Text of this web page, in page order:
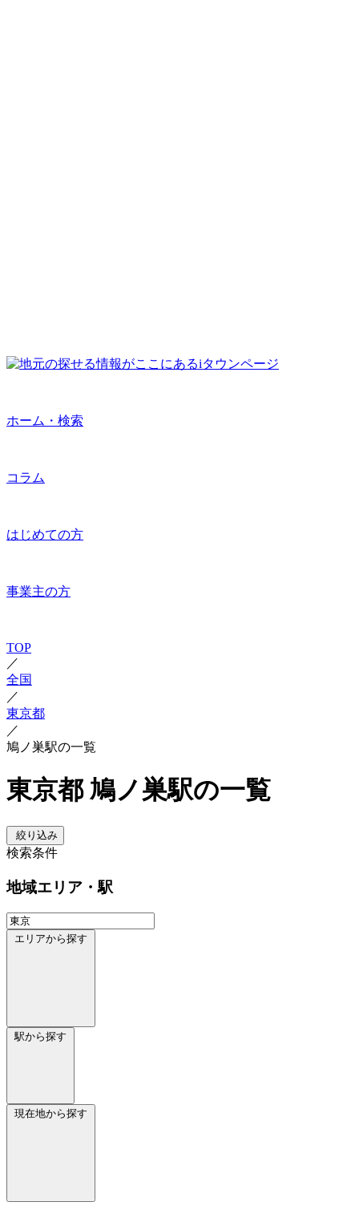
ホーム・検索
コラム
はじめての方
事業主の方
TOP
／
全国
／
東京都
／
鳩ノ巣駅の一覧
東京都 鳩ノ巣駅の一覧
絞り込み
検索条件
地域エリア・駅
エリアから探す
駅から探す
現在地から探す